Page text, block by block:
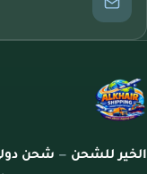
الخير للشحن — شحن